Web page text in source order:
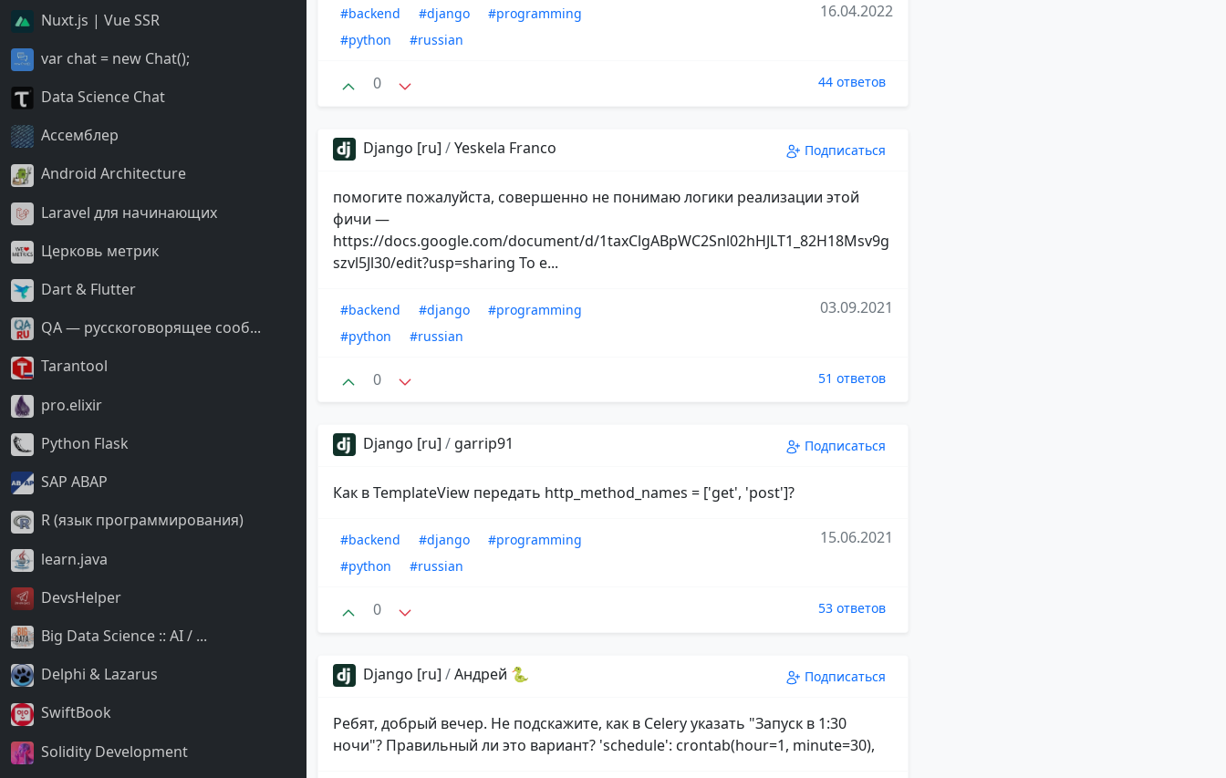
Nuxt.js | Vue SSR
var chat = new Chat();
Data Science Chat
Ассемблер
Android Architecture
Laravel для начинающих
Церковь метрик
Dart & Flutter
QA — русскоговорящее сооб...
Tarantool
pro.elixir
Python Flask
SAP ABAP
R (язык программирования)
learn.java
DevsHelper
Big Data Science :: AI / ...
Delphi & Lazarus
SwiftBook
Solidity Development
#backend #django
#programming
#python
#russian
16.04.2022
0 44 ответов
Django [ru] /Yeskela Franco Подписаться
помогите пожалуйста, совершенно не понимаю логики реализации этой
фичи —
https://docs.google.com/document/d/1taxClgABpWC2Snl02hHJLT1_82H18Msv9g
szvl5Jl30/edit?usp=sharing То е...
#backend #django
#programming
#python
#russian
03.09.2021
0 51 ответов
Django [ru] / garrip91 Подписаться
Как в TemplateView передать http_method_names = ['get', 'post']?
#backend #django
#programming
#python
#russian
15.06.2021
0 53 ответов
Django [ru] /Андрей 🐍 Подписаться
Ребят, добрый вечер. Не подскажите, как в Celery указать "Запуск в 1:30
ночи"? Правильный ли это вариант? 'schedule': crontab(hour=1, minute=30),